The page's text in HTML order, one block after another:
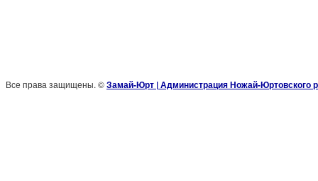
Все права защищены. ©Замай-Юрт | Администрация Ножай-Юртовского